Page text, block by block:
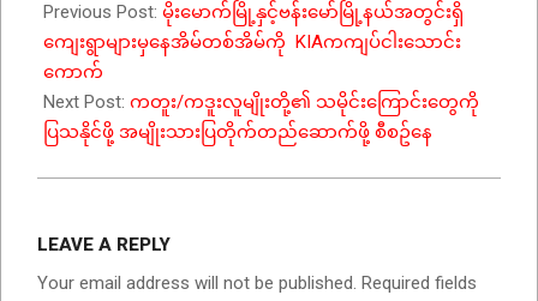
Previous Post: မိုးမောက်မြို့နှင့်ဗန်းမော်မြို့နယ်အတွင်းရှိ
ကျေးရွာများမှနေအိမ်တစ်အိမ်ကို KIAကကျပ်ငါးသောင်း
ကောက်
Next Post: ကတူး/ကဒူးလူမျိုးတို့၏ သမိုင်းကြောင်းတွေကို
ပြသနိုင်ဖို့ အမျိုးသားပြတိုက်တည်ဆောက်ဖို့ စီစဥ်နေ
LEAVE A REPLY
Your email address will not be published. Required fields